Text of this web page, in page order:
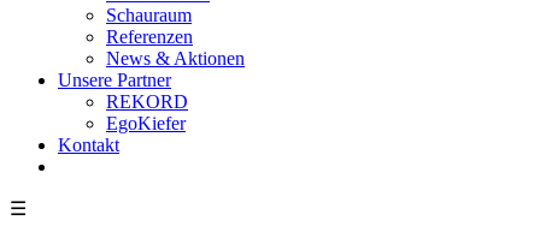
Schauraum
Referenzen
News & Aktionen
Unsere Partner
REKORD
EgoKiefer
Kontakt
☰